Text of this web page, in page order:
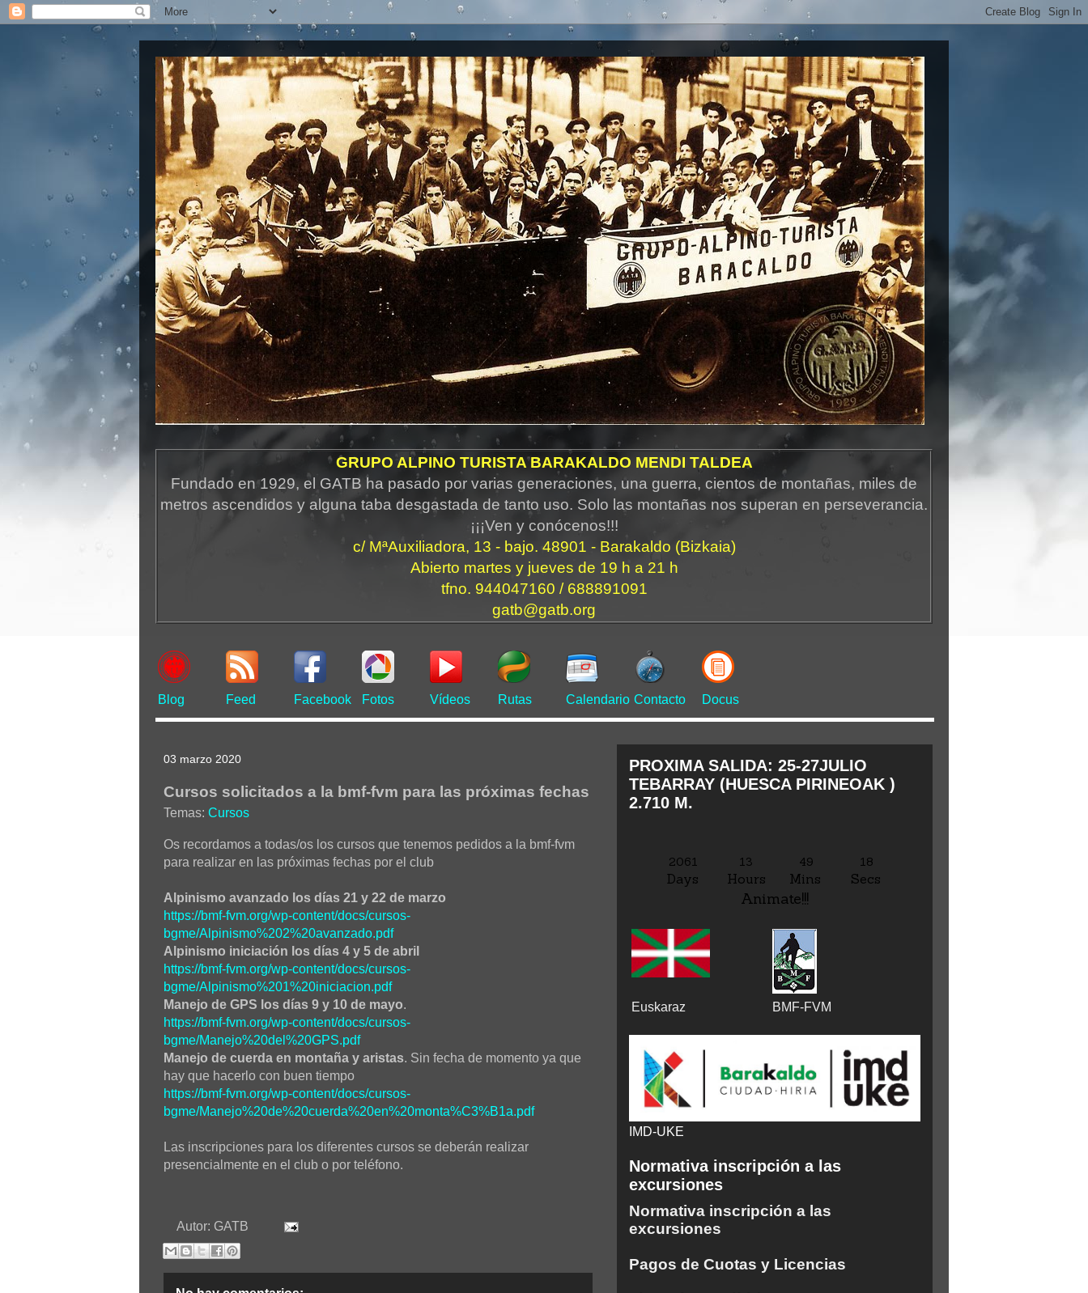
GRUPO ALPINO TURISTA BARAKALDO MENDI TALDEA
Fundado en 1929, el GATB ha pasado por varias generaciones, una guerra, cientos de montañas, miles de
metros ascendidos y alguna taba desgastada de tanto uso. Solo las montañas nos superan en perseverancia.
¡¡¡Ven y conócenos!!!
c/ MªAuxiliadora, 13 - bajo. 48901 - Barakaldo (Bizkaia)
Abierto martes y jueves de 19 h a 21 h
tfno. 944047160 / 688891091
gatb@gatb.org
Blog Feed Facebook Fotos Vídeos Rutas Calendario Contacto Docus
03 marzo 2020
Cursos solicitados a la bmf-fvm para las próximas fechas
Temas: Cursos
Os recordamos a todas/os los cursos que tenemos pedidos a la bmf-fvm
para realizar en las próximas fechas por el club
Alpinismo avanzado los días 21 y 22 de marzo
https://bmf-fvm.org/wp-content/docs/cursos-
bgme/Alpinismo%202%20avanzado.pdf
Alpinismo iniciación los días 4 y 5 de abril
https://bmf-fvm.org/wp-content/docs/cursos-
bgme/Alpinismo%201%20iniciacion.pdf
Manejo de GPS los días 9 y 10 de mayo.
https://bmf-fvm.org/wp-content/docs/cursos-
bgme/Manejo%20del%20GPS.pdf
Manejo de cuerda en montaña y aristas. Sin fecha de momento ya que
hay que hacerlo con buen tiempo
https://bmf-fvm.org/wp-content/docs/cursos-
bgme/Manejo%20de%20cuerda%20en%20monta%C3%B1a.pdf
Las inscripciones para los diferentes cursos se deberán realizar
presencialmente en el club o por teléfono.
Autor: GATB
PROXIMA SALIDA: 25-27JULIO
TEBARRAY (HUESCA PIRINEOAK )
2.710 M.
2061 13 49 19
Secs
Mins
Hours
Days
Animate!!!
Euskaraz BMF-FVM
IMD-UKE
Normativa inscripción a las
excursiones
Normativa inscripción a las
excursiones
Pagos de Cuotas y Licencias